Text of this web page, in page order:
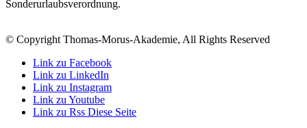
Sonderurlaubsverordnung.
© Copyright Thomas-Morus-Akademie, All Rights Reserved
Link zu Facebook
Link zu LinkedIn
Link zu Instagram
Link zu Youtube
Link zu Rss Diese Seite